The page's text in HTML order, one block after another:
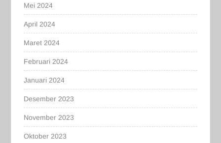
Mei 2024
April 2024
Maret 2024
Februari 2024
Januari 2024
Desember 2023
November 2023
Oktober 2023